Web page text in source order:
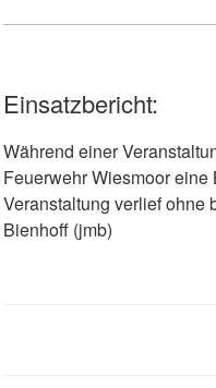
Einsatzbericht:
Während einer
Feuerwehr Wiesmoor
Veranstaltung verlief ohne
Bienhoff (jmb)